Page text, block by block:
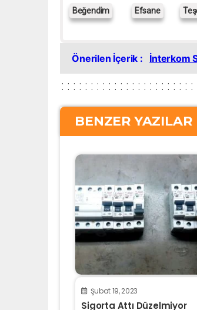
Beğendim Efsane
Önerilen İçerik : İnterkom
BENZER YAZILAR
Şubat 19, 2023
Sigorta Attı Düzelmiyor